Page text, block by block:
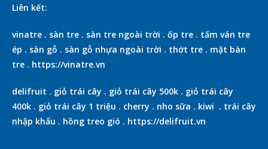
Liên kết:
vinatre . sàn tre . sàn tre ngoài trời . ốp tre . tấm ván tre
ép . sàn gỗ . sàn gỗ nhựa ngoài trời . thớt tre . mặt bàn
tre . https://vinatre.vn
delifruit . giỏ trái cây . giỏ trái cây 500k . giỏ trái cây
400k . giỏ trái cây 1 triệu . cherry . nho sữa . kiwi . trái cây
nhập khẩu . hồng treo gió . https://delifruit.vn